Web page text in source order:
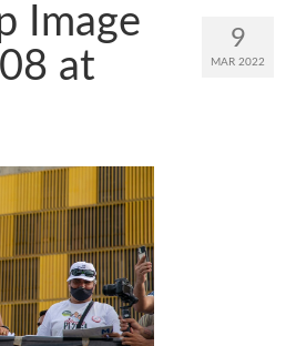
de futuro e valores
e Diretoria
ao Cidadão
9
MAR 2022
Image
at